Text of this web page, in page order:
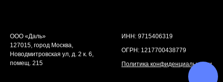
ООО «Даль»
127015, город Москва,
Новодмитровская ул, д. 2 к. 6,
помещ. 215
ИНН: 9715406319
ОГРН: 1217700438779
Политика конфиденциальности